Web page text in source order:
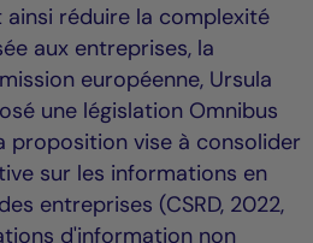
ainsi réduire la complexité
aux entreprises, la
européenne, Ursula
une législation Omnibus
proposition vise à consolider
sur les informations en
entreprises (CSRD, 2022,
d'information non